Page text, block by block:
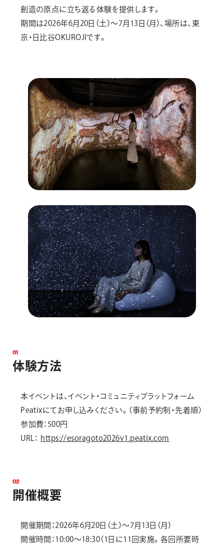
創造の原点に立ち返る体験を提供します。
期間は2026年6月20日（土）～7月13日（月）、場所は、東
京・日比谷OKUROJIです。
01
体験方法
本イベントは、イベント・コミュニティプラットフォーム
Peatixにてお申し込みください。（事前予約制・先着順）
参加費：500円
URL： https://esoragoto2026v1.peatix.com
02
開 催概要
開催期間：2026年6月20日（土）～7月13日（月）
開催時間：10:00～18:30（1日に11回実施。各回所要時